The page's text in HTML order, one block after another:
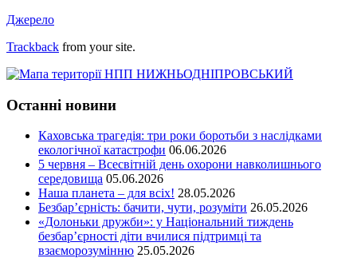
Джерело
Trackback from your site.
Останні новини
Каховська трагедія: три роки боротьби з наслідками
екологічної катастрофи 06.06.2026
5 червня – Всесвітній день охорони навколишнього
середовища 05.06.2026
Наша планета – для всіх! 28.05.2026
Безбар’єрність: бачити, чути, розуміти 26.05.2026
«Долоньки дружби»: у Національний тиждень
безбар’єрності діти вчилися підтримці та
взаєморозумінню 25.05.2026